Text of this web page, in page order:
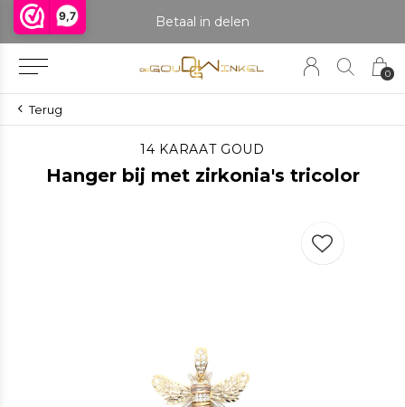
9,7
0
Betaal in delen
Terug
14 KARAAT GOUD
Hanger bij met zirkonia's tricolor